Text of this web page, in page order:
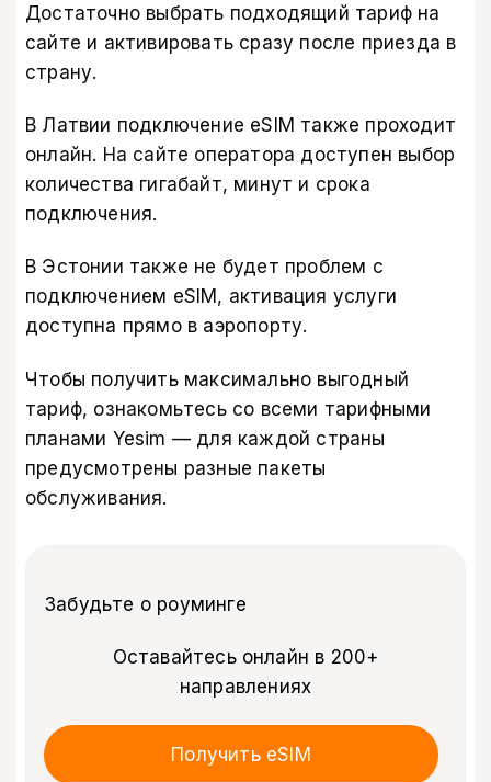
Достаточно выбрать подходящий тариф на
сайте и активировать сразу после приезда в
страну.
В Латвии подключение eSIM также проходит
онлайн. На сайте оператора доступен выбор
количества гигабайт, минут и срока
подключения.
В Эстонии также не будет проблем с
подключением eSIM, активация услуги
доступна прямо в аэропорту.
Чтобы получить максимально выгодный
тариф, ознакомьтесь со всеми тарифными
планами Yesim — для каждой страны
предусмотрены разные пакеты
обслуживания.
Забудьте о роуминге
Оставайтесь онлайн в 200+
направлениях
Получить eSIM